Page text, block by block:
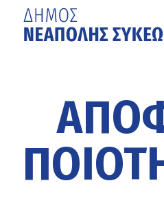
περιεχόμενο